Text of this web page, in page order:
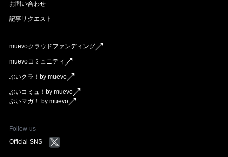
お問い合わせ
記事リクエスト
muevoクラウドファンディング
muevoコミュニティ
ぶいクラ！by muevo
ぶいコミュ！by muevo
ぶいマガ！ by muevo
Follow us
Official SNS